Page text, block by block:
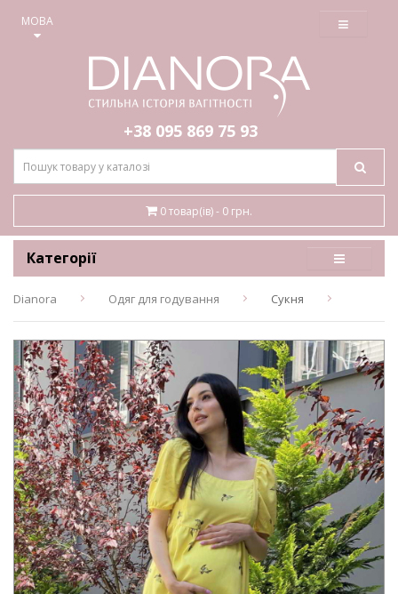
МОВА ≡
+38 095 869 75 93
0 товар(ів) - 0 грн.
Категорії
Dianora Одяг для годування Сукня